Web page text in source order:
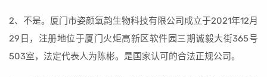
2、不是。厦门市姿颜氧韵生物科技有限公司成立于2021年12月
29日，注册地位于厦门火炬高新区软件园三期诚毅大街365号
503室，法定代表人为陈彬。是国家认可的合法正规公司。